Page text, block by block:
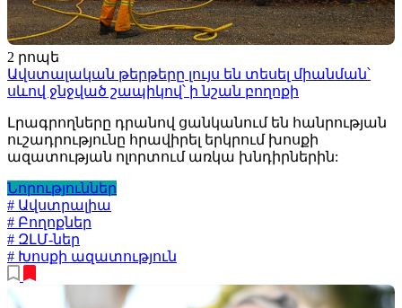
2 րոպե
Ավստալական թերթերը լույս են տեսել միանման՝
սևով ջնջված շապիկով՝ ի նշան բողոքի
Լրագրողները դրանով ցանկանում են հանրության
ուշադրությունը հրավիրել երկրում խոսքի
ազատության ոլորտում առկա խնդիրներին:
Նորություններ
# Ավստրալիա
# Բողոքներ
# ԶԼՄ-ներ
# Խոսքի ազատություն